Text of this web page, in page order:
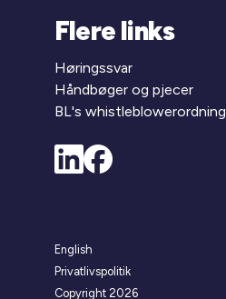
Flere links
Høringssvar
Håndbøger og pjecer
BL's whistleblowerordning
English
Privatlivspolitik
Copyright 2026